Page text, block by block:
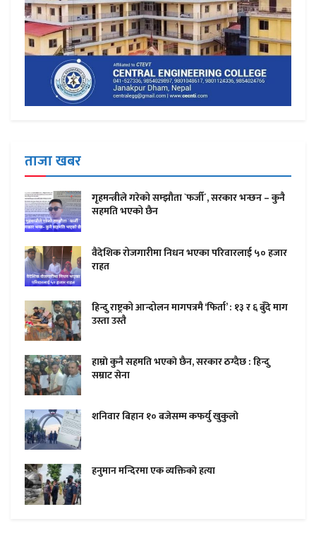
ताजा खबर
गृहमन्त्रीले गरेको सम्झौता `फर्जी´, सरकार भन्छन – कुनै
सहमति भएको छैन
वैदेशिक रोजगारीमा निधन भएका परिवारलाई ५० हजार
राहत
हिन्दु राष्ट्रको आन्दोलन मागपत्रमै ‘फिर्ता’ : १३ र ६ बुँदे माग
उस्ता उस्तै
हाम्राे कुनै सहमति भएकाे छैन, सरकार ठग्दैछ : हिन्दु
सम्राट सेना
शनिवार बिहान १० बजेसम्म कफर्यु खुकुलाे
हनुमान मन्दिरमा एक व्यक्तिकाे हत्या